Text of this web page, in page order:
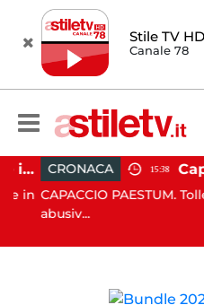
Stile TV HD
Canale 78
Altavilla Silentina, incidente in moto nella notte: 19enne in prognosi riservata
in
CRONACA 15:38
CAPACCIO PAESTUM.
abusiv...